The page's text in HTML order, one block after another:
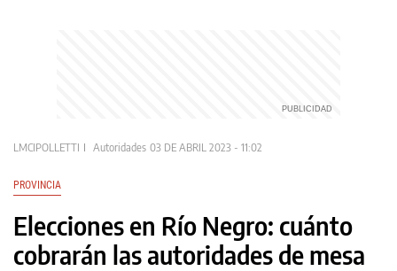
LMCIPOLLETTI Autoridades 03 DE ABRIL 2023 - 11:02
PROVINCIA
Elecciones en Río Negro: cuánto
cobrarán las autoridades de mesa